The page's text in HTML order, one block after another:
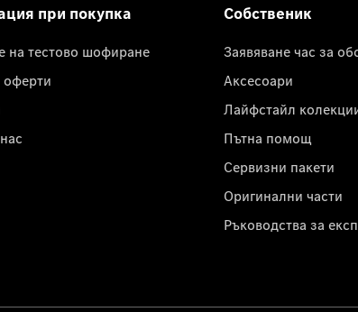
при покупка
на тестово шофиране
оферти
Собственик
Заявяване час за
Аксесоари
Лайфстайл
Пътна помощ
Сервизни пакети
Оригинални части
Ръководства за